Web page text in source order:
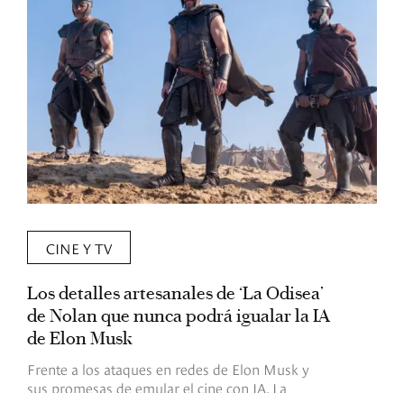
CINE Y TV
Los detalles artesanales de ‘La Odisea’
de Nolan que nunca podrá igualar la IA
de Elon Musk
Frente a los ataques en redes de Elon Musk y
sus promesas de emular el cine con IA, La